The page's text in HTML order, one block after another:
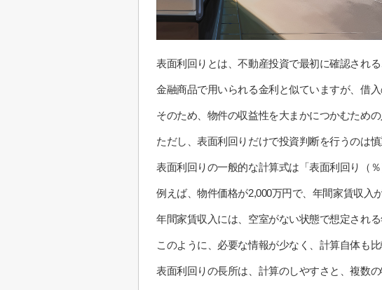
表面利回りとは、不動産投資で最初に確認され
金融商品で用いられる金利と似ていますが、借
そのため、物件の収益性を大まかにつかむため
ただし、表面利回りだけで投資判断を行うのは
表面利回りの一般的な計算式は「表面利回り（
例えば、物件価格が2,000万円で、年間家賃収入
年間家賃収入には、空室がない状態で想定され
このように、必要な情報が少なく、計算自体も
表面利回りの長所は、計算のしやすさと、複数